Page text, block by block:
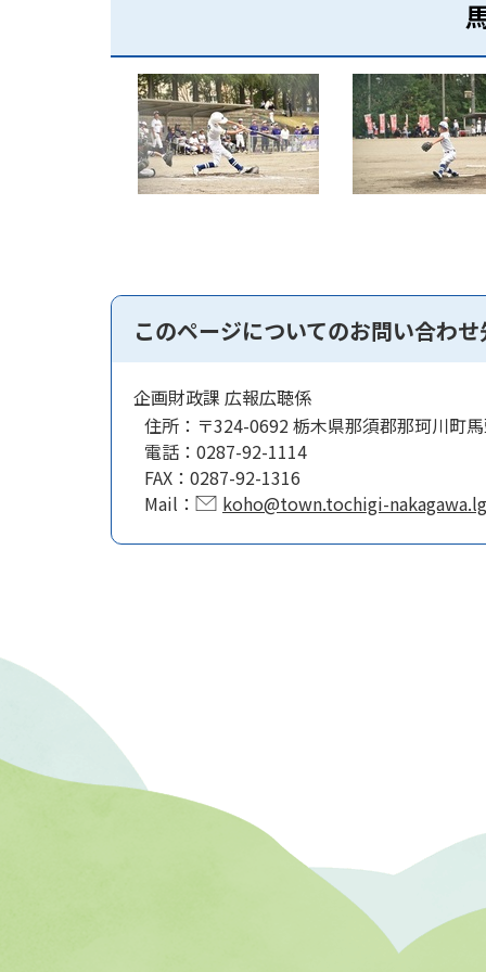
このページについてのお問い合わせ
企画財政課 広報広聴係
住所： 〒324-0692 栃木県那須郡那珂川町
電話： 0287-92-1114
FAX： 0287-92-1316
Mail：
koho@town.tochigi-